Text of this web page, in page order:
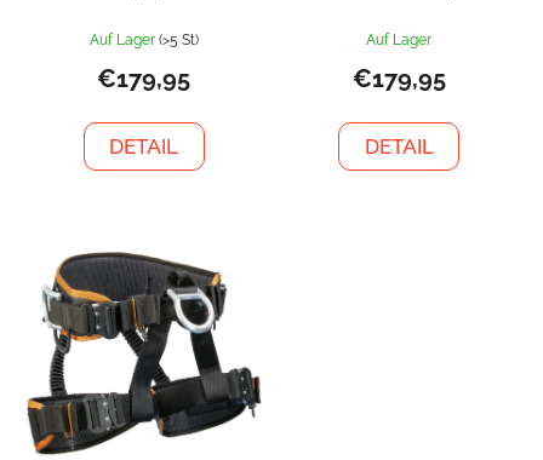
Auf Lager (>5 St)
€179,95
DETAIL
Auf Lager
€179,95
DETAIL